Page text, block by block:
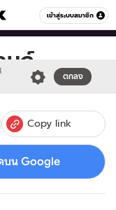
เข้าสู่ระบบสมาชิก
หมวดอื่นๆ
ตกลง
มภ์
Copy link
บน Google